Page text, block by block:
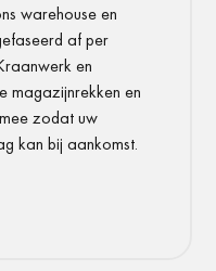
warehouse en
af per
en
magazijnrekken en
zodat uw
kan bij aankomst.